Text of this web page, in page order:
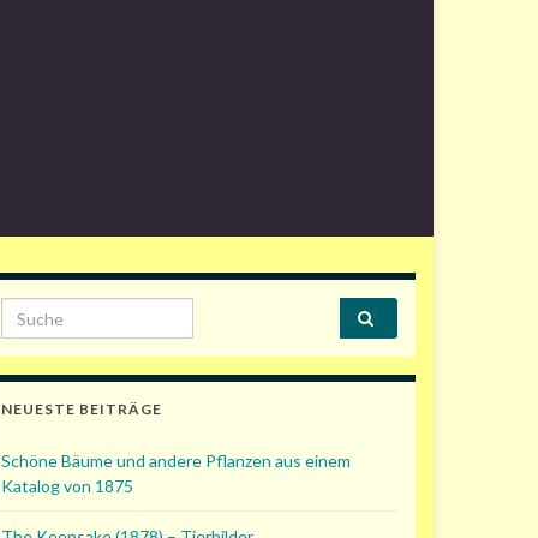
Search for:
NEUESTE BEITRÄGE
Schöne Bäume und andere Pflanzen aus einem
Katalog von 1875